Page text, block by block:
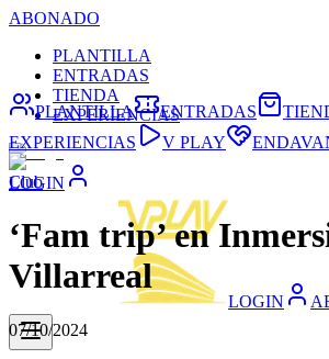
ABONADO
PLANTILLA
ENTRADAS
TIENDA
EXPERIENCIAS
LOGIN
LOGIN
PLANTILLA ENTRADAS
EXPERIENCIAS
V PLAY
Club
‘Fam trip’ en
Villarreal
07/10/2024